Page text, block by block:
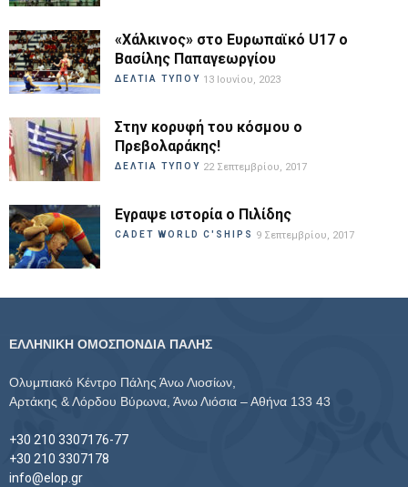
«Χάλκινος» στο Ευρωπαϊκό U17 ο
Βασίλης Παπαγεωργίου
ΔΕΛΤΙΑ ΤΥΠΟΥ 13 Ιουνίου, 2023
Στην κορυφή του κόσμου ο
Πρεβολαράκης!
ΔΕΛΤΙΑ ΤΥΠΟΥ 22 Σεπτεμβρίου, 2017
Εγραψε ιστορία ο Πιλίδης
CADET WORLD C'SHIPS 9 Σεπτεμβρίου, 2017
ΕΛΛΗΝΙΚΗ ΟΜΟΣΠΟΝΔΙΑ ΠΑΛΗΣ
Ολυμπιακό Κέντρο Πάλης Άνω Λιοσίων,
Αρτάκης & Λόρδου Βύρωνα, Άνω Λιόσια – Αθήνα 133 43
+30 210 3307176-77
+30 210 3307178
info@elop.gr